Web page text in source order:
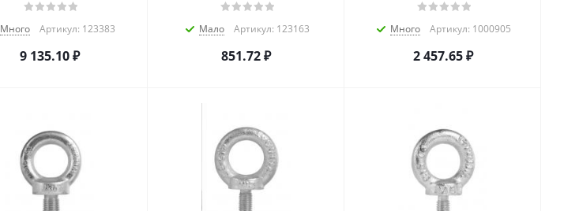
Много Артикул: 123383
9 135.10₽
Мало Артикул: 123163
851.72₽
Много Артикул: 1000905
2 457.65₽